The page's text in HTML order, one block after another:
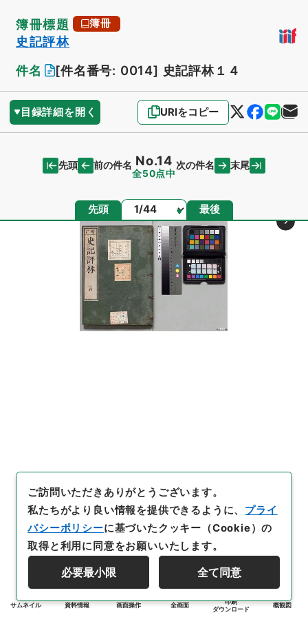
簿冊標題 簿冊
史記評林
件名
[件名番号: 0014] 史記評林１４
目録詳細を開く URIをコピー
先頭 前の件名 No.14
全50点中
次の件名 末尾
先頭 ページ 最後
サムネイル 資料情報 画面操作 全画面
印刷
ダウンロード
概観図
ご訪問いただきありがとうございます。
私たちがより良い情報を提供できるように、 プライ
バシーポリシーに基づいたクッキー（Cookie）の
取得と利用に同意をお願いいたします。
必要最小限 全て同意